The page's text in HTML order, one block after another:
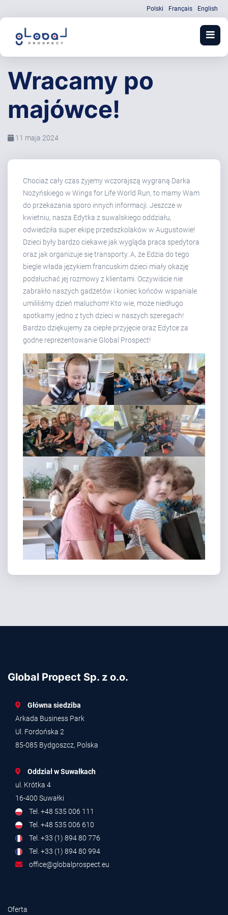
Polski Français English
Wracamy po
majówce!
11 maja 2024
Chociaż cały czas żyjemy wczorajszą wygraną Darka
Nożyńskiego w Wings for Life World Run, to mamy Wam
do przekazania sporo innych informacji. Jeszcze w
kwietniu, nasza Edytka z suwalskiego oddziału,
odwiedziła super ekipę przedszkolaków w Augustowie!
Dzieci były bardzo ciekawe jak wygląda praca spedytora
oraz jak organizuje się transporty. A, że Edzia do tego
biegle włada językiem francuskim dzieci miały okazję
podsłuchać jej rozmowy z klientami. Oczywiście nie
zabrakło naszych gadżetów i koniec końców wspaniale
umililiśmy dzień maluchom! Kto wie, może niedługo
spotkamy jedno z tych dzieci w naszych szeregach!
Bardzo dziękujemy za ciepłe przyjęcie oraz Edytce za
godne reprezentowanie Global Prospect!
Global Propect Sp. z o.o.
Główna siedziba
Arkada Business Park
Ul. Fordońska 2
85-085 Bydgoszcz, Polska
Oddział w Suwałkach
ul. Krótka 4
16-400 Suwałki
Tel. +48 535 006 111
Tel. +48 535 006 610
Tel. +33 (1) 894 80 776
Tel. +33 (1) 894 80 994
office@globalprospect.eu
Oferta